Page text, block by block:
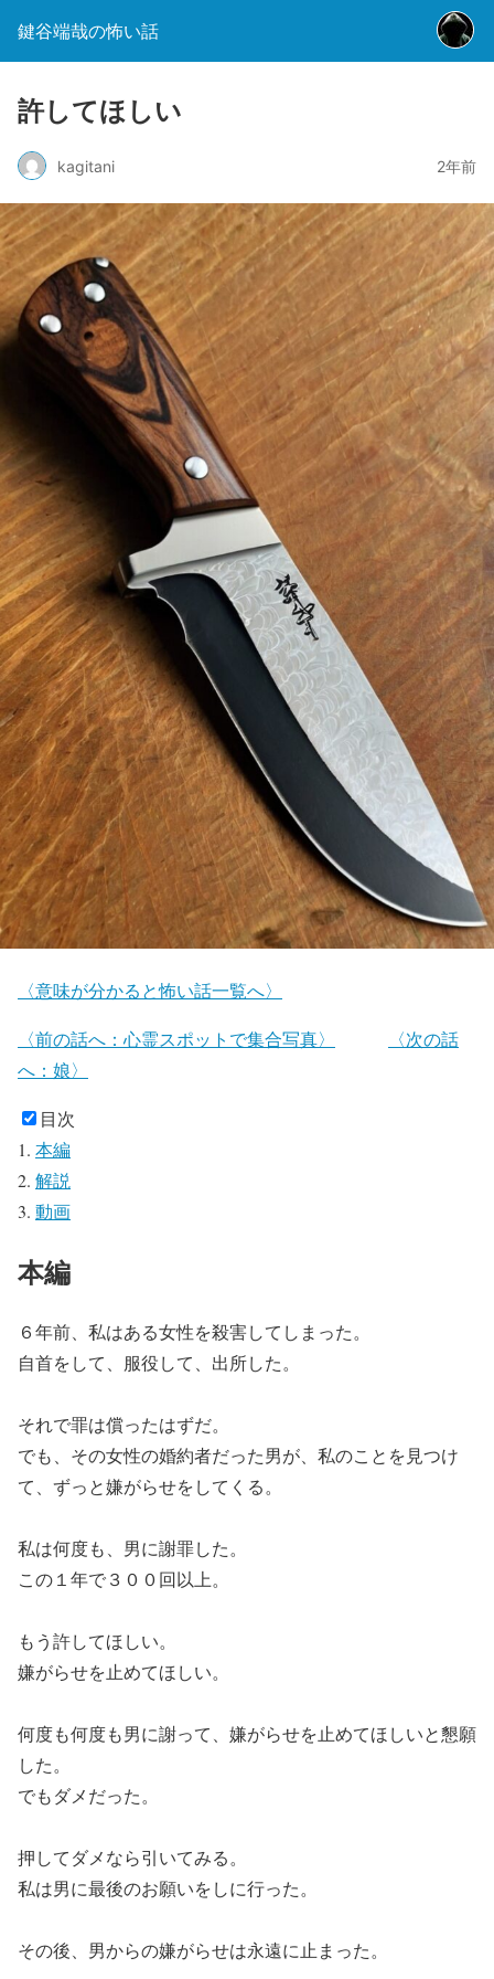
鍵谷端哉の怖い話
許してほしい
kagitani 2年前
〈意味が分かると怖い話一覧へ〉
〈前の話へ：心霊スポットで集合写真〉
〈次の話
へ：娘〉
目次
本編
解説
動画
本編
６年前、私はある女性を殺害してしまった。
自首をして、服役して、出所した。
それで罪は償ったはずだ。
でも、その女性の婚約者だった男が、私のことを見つけ
て、ずっと嫌がらせをしてくる。
私は何度も、男に謝罪した。
この１年で３００回以上。
もう許してほしい。
嫌がらせを止めてほしい。
何度も何度も男に謝って、嫌がらせを止めてほしいと懇願
した。
でもダメだった。
押してダメなら引いてみる。
私は男に最後のお願いをしに行った。
その後、男からの嫌がらせは永遠に止まった。